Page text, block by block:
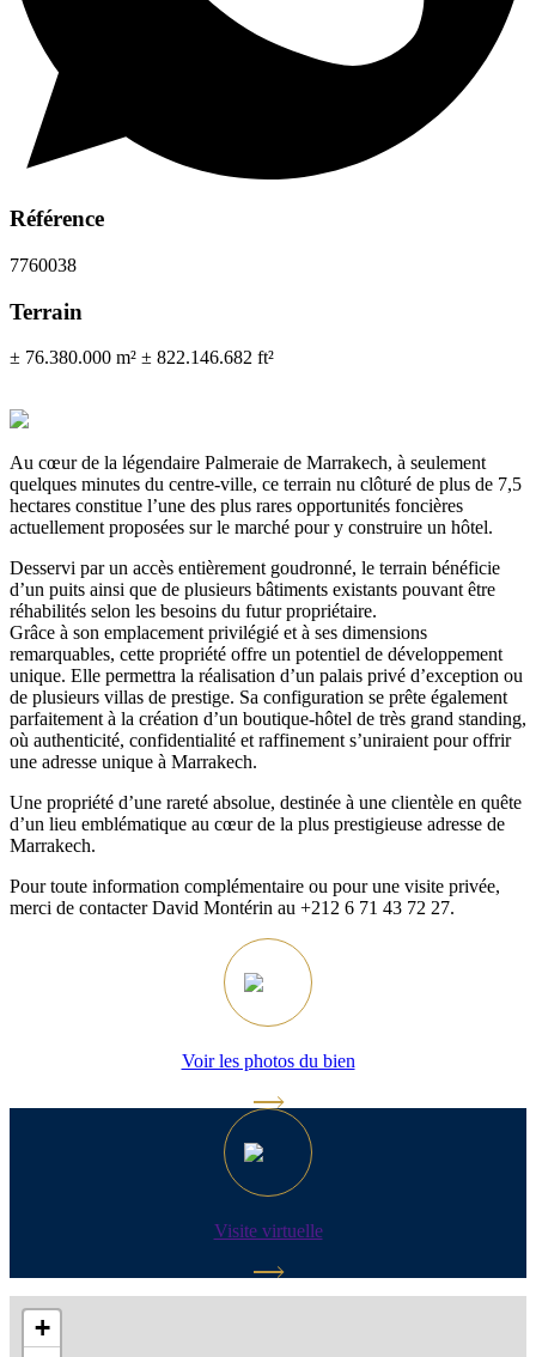
Référence
7760038
Terrain
± 76.380.000 m² ± 822.146.682 ft²
Au cœur de la légendaire Palmeraie de Marrakech, à seulement
quelques minutes du centre-ville, ce terrain nu clôturé de plus de 7,5
hectares constitue l’une des plus rares opportunités foncières
actuellement proposées sur le marché pour y construire un hôtel.
Desservi par un accès entièrement goudronné, le terrain bénéficie
d’un puits ainsi que de plusieurs bâtiments existants pouvant être
réhabilités selon les besoins du futur propriétaire.
Grâce à son emplacement privilégié et à ses dimensions
remarquables, cette propriété offre un potentiel de développement
unique. Elle permettra la réalisation d’un palais privé d’exception ou
de plusieurs villas de prestige. Sa configuration se prête également
parfaitement à la création d’un boutique-hôtel de très grand standing,
où authenticité, confidentialité et raffinement s’uniraient pour offrir
une adresse unique à Marrakech.
Une propriété d’une rareté absolue, destinée à une clientèle en quête
d’un lieu emblématique au cœur de la plus prestigieuse adresse de
Marrakech.
Pour toute information complémentaire ou pour une visite privée,
merci de contacter David Montérin au +212 6 71 43 72 27.
Voir les photos du bien
Visite virtuelle
+